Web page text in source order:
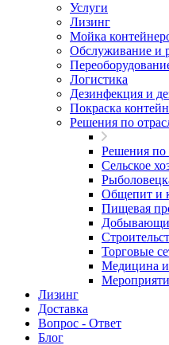
Услуги
Лизинг
Мойка
Обслуживание и
Логистика
Дезинфекция и
Покраска
Решения по
Решения по
Сельское
Общепит и
Пищевая
Торговые
Медицина и
Лизинг
Доставка
Вопрос - Ответ
Блог